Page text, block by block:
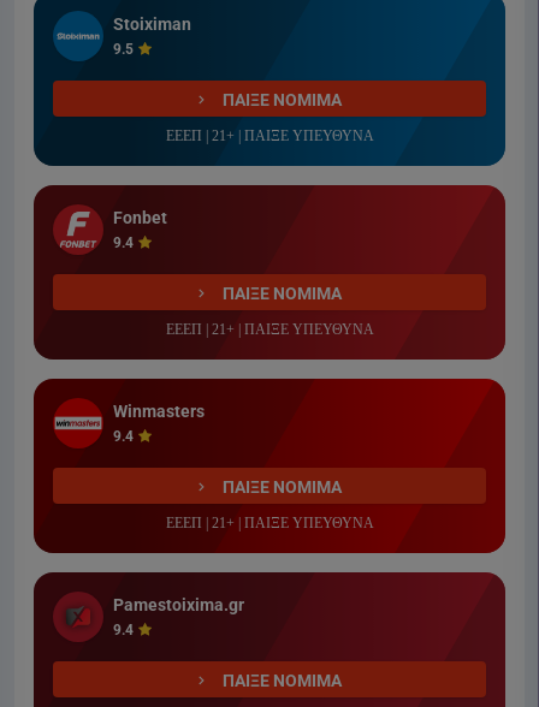
Stoiximan
9.5
ΠΑΙΞΕ ΝΟΜΙΜΑ
ΕΕΕΠ | 21+ | ΠΑΙΞΕ ΥΠΕΥΘΥΝΑ
Fonbet
9.4
ΠΑΙΞΕ ΝΟΜΙΜΑ
ΕΕΕΠ | 21+ | ΠΑΙΞΕ ΥΠΕΥΘΥΝΑ
Winmasters
9.4
ΠΑΙΞΕ ΝΟΜΙΜΑ
ΕΕΕΠ | 21+ | ΠΑΙΞΕ ΥΠΕΥΘΥΝΑ
Pamestoixima.gr
9.4
ΠΑΙΞΕ ΝΟΜΙΜΑ